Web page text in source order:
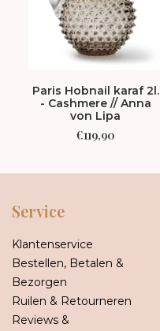
Paris Hobnail karaf 2l.
- Cashmere // Anna
von Lipa
€119,90
Service
Klantenservice
Bestellen, Betalen &
Bezorgen
Ruilen & Retourneren
Reviews &